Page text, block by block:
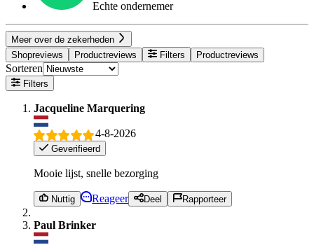
Echte ondernemer
Meer over de zekerheden
Shopreviews
Productreviews Filters Productreviews
Sorteren
Filters
Jacqueline Marquering
4-8-2026
Geverifieerd
Mooie lijst, snelle bezorging
Nuttig Reageer Deel Rapporteer
Paul Brinker